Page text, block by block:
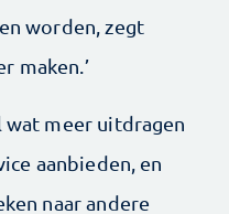
worden, zegt
maken.’
wat meer uitdragen
aanbieden, en
naar andere